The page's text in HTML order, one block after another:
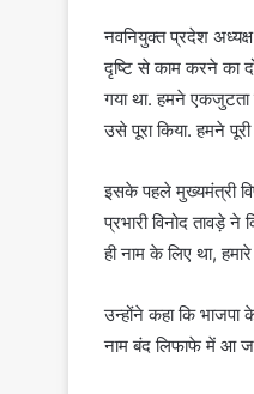
नवनियुक्त प्रदेश
दृष्टि से काम करने का
गया था. हमने
उसे पूरा किया. हमने
इसके पहले मुख्यमंत्री
प्रभारी विनोद तावड़े
ही नाम के लिए था,
उन्होंने कहा कि भाजपा
नाम बंद लिफाफे में आ